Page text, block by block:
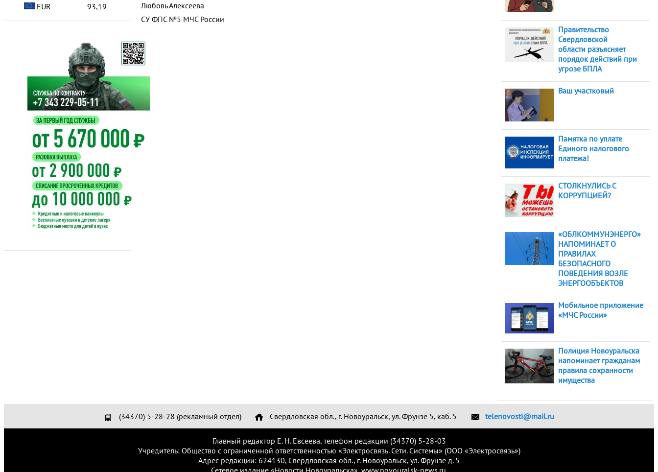
EUR
93,19
Любовь Алексеева
СУ ФПС №5 МЧС России
Правительство
Свердловской
области разъясняет
порядок действий при
угрозе БПЛА
Ваш участковый
Памятка по уплате
Единого налогового
платежа!
СТОЛКНУЛИСЬ С
КОРРУПЦИЕЙ?
«ОБЛКОММУНЭНЕРГО»
НАПОМИНАЕТ О
ПРАВИЛАХ
БЕЗОПАСНОГО
ПОВЕДЕНИЯ ВОЗЛЕ
ЭНЕРГООБЪЕКТОВ
Мобильное приложение
«МЧС России»
Полиция Новоуральска
напоминает гражданам
правила сохранности
имущества
(34370) 5-28-28 (рекламный отдел) Свердловская обл., г. Новоуральск, ул. Фрунзе 5, каб. 5 telenovosti@mail.ru
Главный редактор Е. Н. Евсеева, телефон редакции (34370) 5-28-03
Учредитель: Общество с ограниченной ответственностью «Электросвязь. Сети. Системы» (ООО «Электросвязь»)
Адрес редакции: 624130, Свердловская обл., г. Новоуральск, ул. Фрунзе д. 5